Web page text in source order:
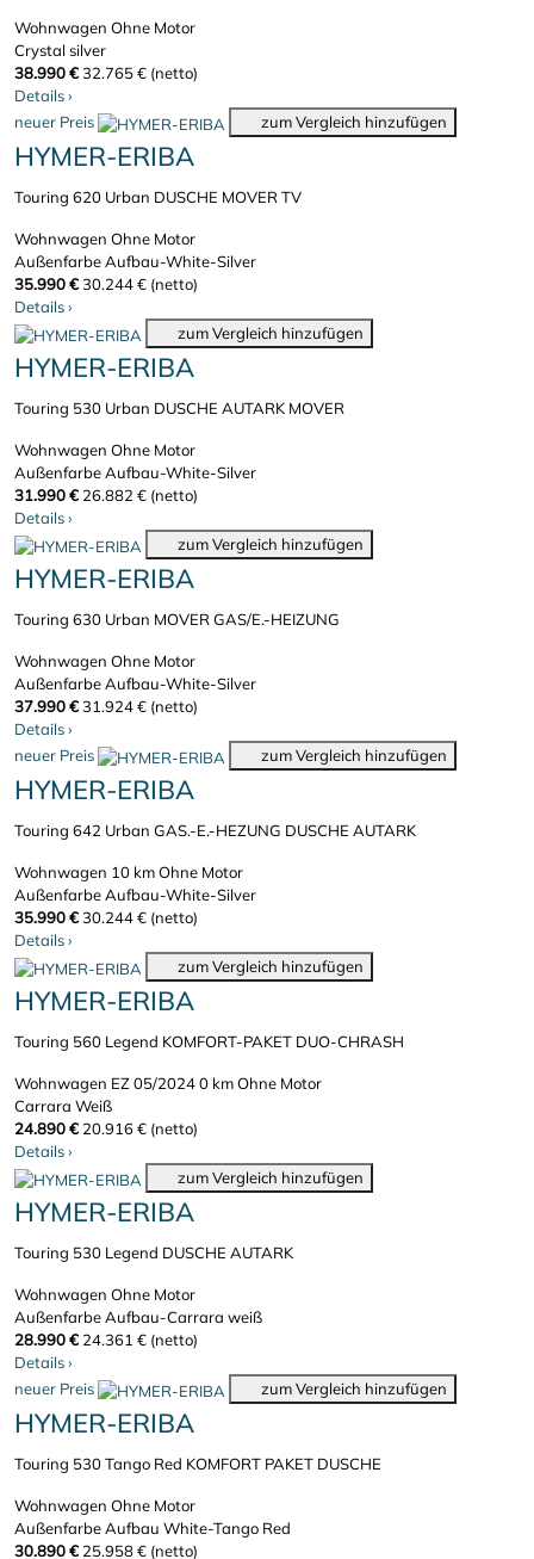
Wohnwagen Ohne Motor
Crystal silver
38.990 €32.765 € (netto)
Details›
neuer Preis
zum Vergleich hinzufügen
HYMER-ERIBA
Touring 620 Urban DUSCHE MOVER TV
Wohnwagen Ohne Motor
Außenfarbe Aufbau-White-Silver
35.990 €30.244 € (netto)
Details›
zum Vergleich hinzufügen
HYMER-ERIBA
Touring 530 Urban DUSCHE AUTARK MOVER
Wohnwagen Ohne Motor
Außenfarbe Aufbau-White-Silver
31.990 € 26.882 € (netto)
Details›
zum Vergleich hinzufügen
HYMER-ERIBA
Touring 630 Urban MOVER GAS/E.-HEIZUNG
Wohnwagen Ohne Motor
Außenfarbe Aufbau-White-Silver
37.990 €31.924 € (netto)
Details›
neuer Preis
zum Vergleich hinzufügen
HYMER-ERIBA
Touring 642 Urban GAS.-E.-HEZUNG DUSCHE AUTARK
Wohnwagen 10 kmOhne Motor
Außenfarbe Aufbau-White-Silver
35.990 €30.244 € (netto)
Details›
zum Vergleich hinzufügen
HYMER-ERIBA
Touring 560 Legend KOMFORT-PAKET DUO-CHRASH
Wohnwagen EZ 05/20240 kmOhne Motor
Carrara Weiß
24.890 € 20.916 € (netto)
Details›
zum Vergleich hinzufügen
HYMER-ERIBA
Touring 530 Legend DUSCHE AUTARK
Wohnwagen Ohne Motor
Außenfarbe Aufbau-Carrara weiß
28.990 € 24.361 € (netto)
Details›
neuer Preis
zum Vergleich hinzufügen
HYMER-ERIBA
Touring 530 Tango Red KOMFORT PAKET DUSCHE
Wohnwagen Ohne Motor
Außenfarbe Aufbau White-Tango Red
30.890 € 25.958 € (netto)